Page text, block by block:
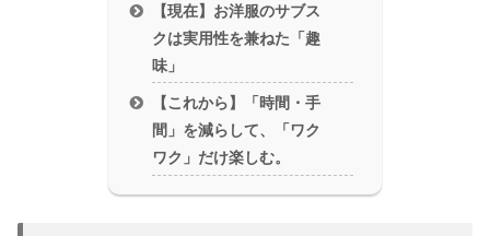
【現在】お洋服のサブス
クは実用性を兼ねた「趣
味」
【これから】「時間・手
間」を減らして、「ワク
ワク」だけ楽しむ。